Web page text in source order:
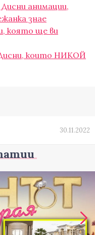
анимации,
знае
която ще ви
които НИКОЙ
30.11.2022